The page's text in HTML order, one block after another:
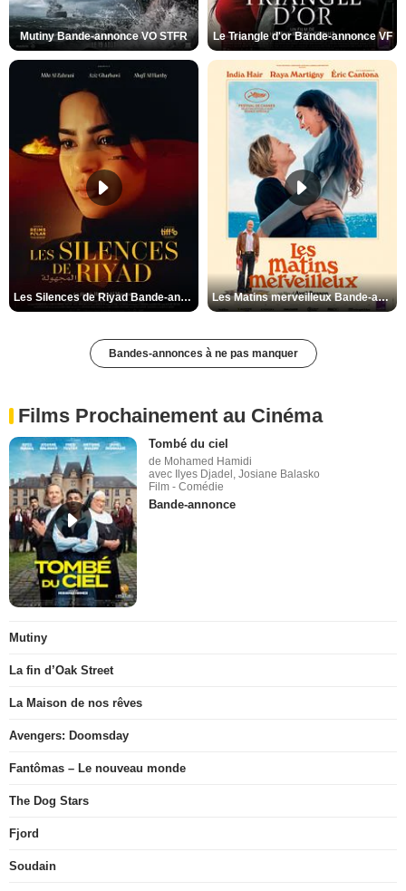
Mutiny Bande-annonce VO STFR Le Triangle d'or Bande-annonce VF
Les Silences de Riyad Bande-annonce VO STFR Les Matins merveilleux Bande-annonce VF
Bandes-annonces à ne pas manquer
Films Prochainement au Cinéma
Tombé du ciel
de Mohamed Hamidi
avec Ilyes Djadel, Josiane Balasko
Film - Comédie
Bande-annonce
Mutiny
La fin d’Oak Street
La Maison de nos rêves
Avengers: Doomsday
Fantômas – Le nouveau monde
The Dog Stars
Fjord
Soudain